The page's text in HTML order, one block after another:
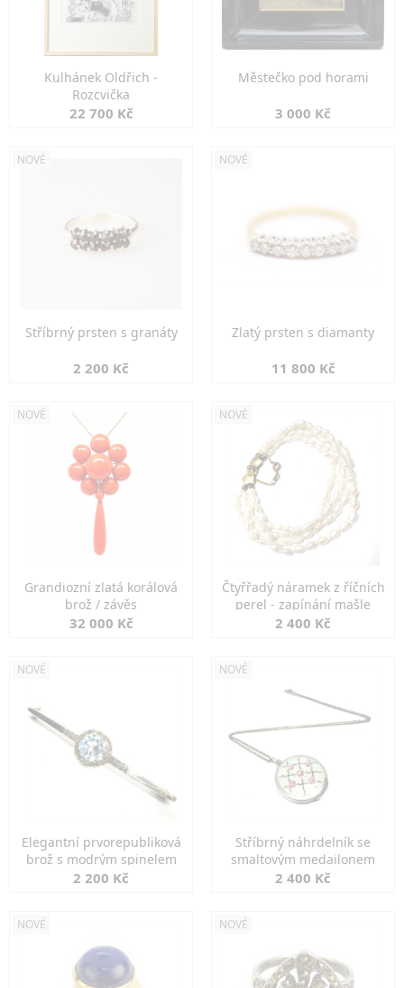
Kulhánek Oldřich -
Rozcvička
22 700 Kč
Městečko pod horami
3 000 Kč
NOVÉ
Stříbrný prsten s granáty
2 200 Kč
NOVÉ
Zlatý prsten s diamanty
11 800 Kč
NOVÉ
Grandiozní zlatá korálová
brož / závěs
32 000 Kč
NOVÉ
Čtyřřadý náramek z říčních
perel - zapínání mašle
2 400 Kč
NOVÉ
Elegantní prvorepubliková
brož s modrým spinelem
2 200 Kč
NOVÉ
Stříbrný náhrdelník se
smaltovým medailonem
2 400 Kč
NOVÉ NOVÉ